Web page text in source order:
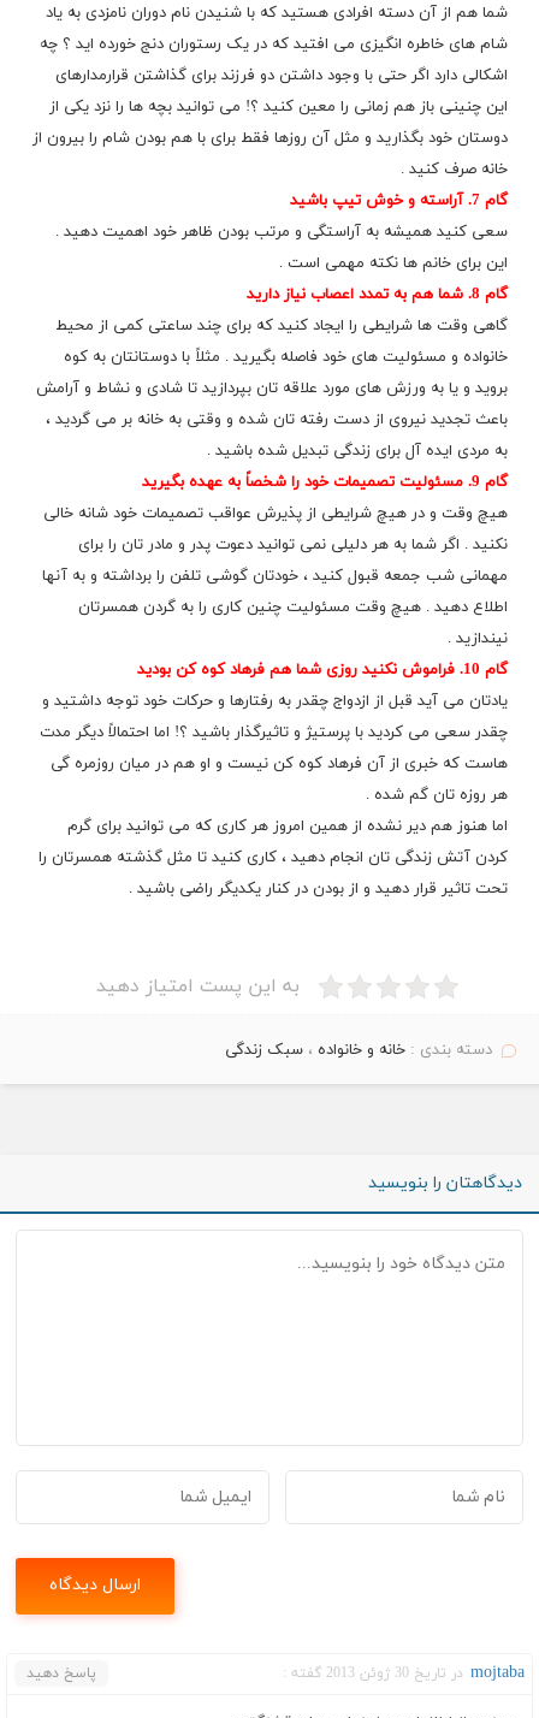
شما هم از آن دسته افرادی هستید که با شنیدن نام دوران نامزدی به یاد
شام های خاطره انگیزی می افتید که در یک رستوران دنج خورده اید ؟ چه
اشکالی دارد اگر حتی با وجود داشتن دو فرزند برای گذاشتن قرارمدارهای
این چنینی باز هم زمانی را معین کنید ؟! می توانید بچه ها را نزد یکی از
دوستان خود بگذارید و مثل آن روزها فقط برای با هم بودن شام را بیرون از
خانه صرف کنید .
گام 7. آراسته و خوش تیپ باشید
سعی کنید همیشه به آراستگی و مرتب بودن ظاهر خود اهمیت دهید .
این برای خانم ها نکته مهمی است .
گام 8. شما هم به تمدد اعصاب نیاز دارید
گاهی وقت ها شرایطی را ایجاد کنید که برای چند ساعتی کمی از محیط
خانواده و مسئولیت های خود فاصله بگیرید . مثلاً با دوستانتان به کوه
بروید و یا به ورزش های مورد علاقه تان بپردازید تا شادی و نشاط و آرامش
باعث تجدید نیروی از دست رفته تان شده و وقتی به خانه بر می گردید ،
به مردی ایده آل برای زندگی تبدیل شده باشید .
گام 9. مسئولیت تصمیمات خود را شخصاً به عهده بگیرید
هیچ وقت و در هیچ شرایطی از پذیرش عواقب تصمیمات خود شانه خالی
نکنید . اگر شما به هر دلیلی نمی توانید دعوت پدر و مادر تان را برای
مهمانی شب جمعه قبول کنید ، خودتان گوشی تلفن را برداشته و به آنها
اطلاع دهید . هیچ وقت مسئولیت چنین کاری را به گردن همسرتان
نیندازید .
گام 10. فراموش نکنید روزی شما هم فرهاد کوه کن بودید
یادتان می آید قبل از ازدواج چقدر به رفتارها و حرکات خود توجه داشتید و
چقدر سعی می کردید با پرستیژ و تاثیرگذار باشید ؟! اما احتمالاً دیگر مدت
هاست که خبری از آن فرهاد کوه کن نیست و او هم در میان روزمره گی
هر روزه تان گم شده .
اما هنوز هم دیر نشده از همین امروز هر کاری که می توانید برای گرم
کردن آتش زندگی تان انجام دهید ، کاری کنید تا مثل گذشته همسرتان را
تحت تاثیر قرار دهید و از بودن در کنار یکدیگر راضی باشید .
به این پست امتیاز دهید
دسته بندی :خانه و خانواده ،سبک زندگی
دیدگاهتان را بنویسید
mojtaba در تاریخ 30 ژوئن 2013 گفته : پاسخ دهید